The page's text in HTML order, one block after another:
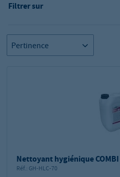
Filtrer sur
Nettoyant hygiénique COMBI
Réf.: GH-HLC-70